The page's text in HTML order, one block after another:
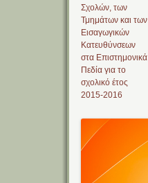
Σχολών, των
Τμημάτων και των
Εισαγωγικών
Κατευθύνσεων
στα Επιστημονικά
Πεδία για το
σχολικό έτος
2015-2016